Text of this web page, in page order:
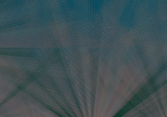
Data Science Jobbörse
Ausschreibungen der Schools